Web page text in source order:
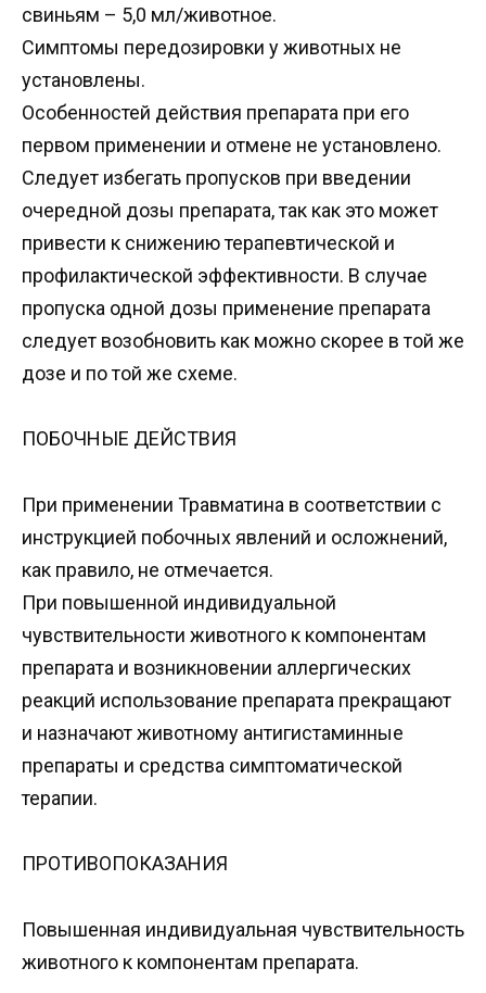
свиньям – 5,0 мл/животное.
Симптомы передозировки у животных не
установлены.
Особенностей действия препарата при его
первом применении и отмене не установлено.
Следует избегать пропусков при введении
очередной дозы препарата, так как это может
привести к снижению терапевтической и
профилактической эффективности. В случае
пропуска одной дозы применение препарата
следует возобновить как можно скорее в той же
дозе и по той же схеме.
ПОБОЧНЫЕ ДЕЙСТВИЯ
При применении Травматина в соответствии с
инструкцией побочных явлений и осложнений,
как правило, не отмечается.
При повышенной индивидуальной
чувствительности животного к компонентам
препарата и возникновении аллергических
реакций использование препарата прекращают
и назначают животному антигистаминные
препараты и средства симптоматической
терапии.
ПРОТИВОПОКАЗАНИЯ
Повышенная индивидуальная чувствительность
животного к компонентам препарата.